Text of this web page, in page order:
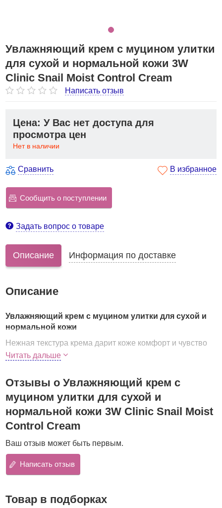
Увлажняющий крем с муцином улитки
для сухой и нормальной кожи 3W
Clinic Snail Moist Control Cream
Написать отзыв
Цена: У Вас нет доступа для
просмотра цен
Нет в наличии
Сравнить В избранное
Сообщить о поступлении
Задать вопрос о товаре
Описание Информация по доставке
Описание
Увлажняющий крем с муцином улитки для сухой и
нормальной кожи
Нежная текстура крема дарит коже комфорт и чувство
мгновенного увлажнения. Быстро впитываясь, крем
течение всего дня.
В составе крема муцин улитки, который обладает
высокими регенерирующими свойствами.Клеточная
структура секрета улиток идеально совместима со
поистине волшебное воздействие на кожу:
обновляющее, восстанавливающее, повышает
эластичность и прочность, поддерживает необходимый
Увлажняющий крем с секретом улитки
предназначен для ухода за сухой и нормальной
Читать дальше
Отзывы о Увлажняющий крем с
муцином улитки для сухой и
нормальной кожи 3W Clinic Snail Moist
Control Cream
Ваш отзыв может быть первым.
Написать отзыв
Товар в подборках